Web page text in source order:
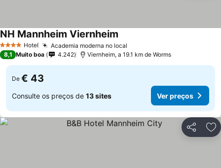
4 EstrelasHotel Academia moderna no local
NH Mannheim Viernheim
8,1 Muito boa 4.242 Viernheim, a 19.1 km de Worms
De € 43
Consulte os preços de 13 sites Ver preços
Partilhar